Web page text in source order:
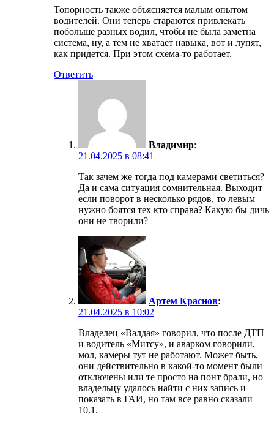
Топорность также объясняется малым опытом
водителей. Они теперь стараются привлекать
побольше разных водил, чтобы не была заметна
система, ну, а тем не хватает навыка, вот и лупят,
как придется. При этом схема-то работает.
Ответить
Владимир:
21.04.2025 в 08:41
Так зачем же тогда под камерами светиться?
Да и сама ситуация сомнительная. Выходит
если поворот в несколько рядов, то левым
нужно боятся тех кто справа? Какую бы дичь
они не творили?
Артем Краснов:
21.04.2025 в 10:02
Владелец «Валдая» говорил, что после ДТП
и водитель «Митсу», и аварком говорили,
мол, камеры тут не работают. Может быть,
они действительно в какой-то момент были
отключены или те просто на понт брали, но
владельцу удалось найти с них запись и
показать в ГАИ, но там все равно сказали
10.1.